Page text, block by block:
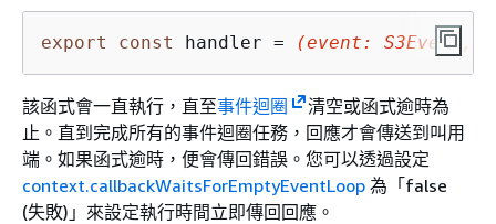
export const handler = (event: S3Event,
該函式會一直執行，直至事件迴圈
清空或函式逾時為
止。直到完成所有的事件迴圈任務，回應才會傳送到叫用
端。如果函式逾時，便會傳回錯誤。您可以透過設定
context.callbackWaitsForEmptyEventLoop 為「false
(失敗)」來設定執行時間立即傳回回應。